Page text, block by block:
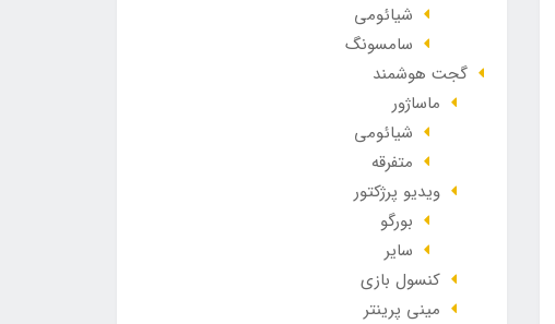
شیائومی
سامسونگ
گجت هوشمند
ماساژور
شیائومی
متفرقه
ویدیو پرژکتور
بورگو
سایر
کنسول بازی
مینی پرینتر